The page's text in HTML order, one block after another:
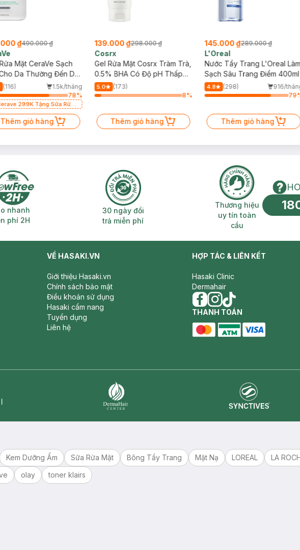
₫490.000 ₫
Mặt CeraVe Sạch
Da Thường Đến Da
(116)
1.5k/tháng
78%
299K Tặng Sữa Rửa
Thêm giỏ hàng
139.000 ₫298.000 ₫
Cosrx
Gel Rửa Mặt Cosrx Tràm Trà,
0.5% BHA Có Độ pH Thấp
150ml
5.0
(173)
8%
Thêm giỏ hàng
145.000 ₫289.000 ₫
L'Oreal
Nước Tẩy Trang L'Oreal Làm
Sạch Sâu Trang Điểm 400ml
4.8 (298)
916/
79
Thêm giỏ hàng
Giao nhanh miễn phí 2H
nhanh
phí 2H
30 ngày đổi trả miễn phí
30 ngày đổi
trả miễn phí
Thương hiệu uy
Thương hiệu
uy tín toàn
cầu
VỀ HASAKI.VN
Giới thiệu Hasaki.vn
Chính sách bảo mật
Điều khoản sử dụng
Hasaki cẩm nang
Tuyển dụng
Liên hệ
HỢP TÁC & LIÊN KẾT
Hasaki Clinic
Dermahair
facebook
instagram
tiktok
THANH TOÁN
Kem Dưỡng Ẩm Sữa Rửa Mặt Bông Tẩy Trang Mặt Nạ LOREAL LA
olay toner klairs